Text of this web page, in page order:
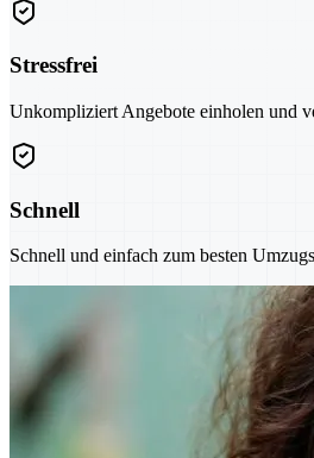
Stressfrei
Unkompliziert Angebote einholen und
Schnell
Schnell und einfach zum besten